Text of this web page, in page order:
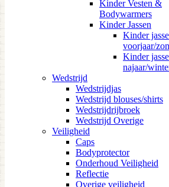
Kinder Vesten &
Bodywarmers
Kinder Jassen
Kinder
voorjaar/
Kinder
najaar/
Wedstrijd
Wedstrijdjas
Wedstrijd blouses/shirts
Wedstrijdrijbroek
Wedstrijd Overige
Veiligheid
Caps
Bodyprotector
Onderhoud Veiligheid
Reflectie
Overige veiligheid